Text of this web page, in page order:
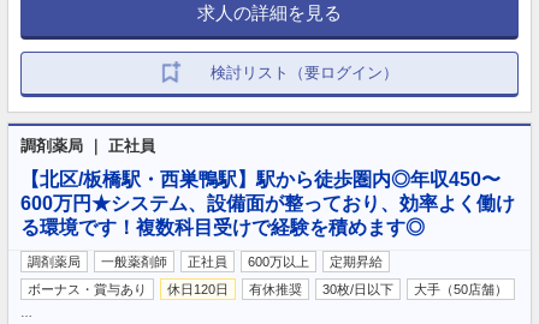
求人の詳細を見る
検討リスト（要ログイン）
調剤薬局 ｜ 正社員
【北区/板橋駅・西巣鴨駅】駅から徒歩圏内◎年収450〜
600万円★システム、設備面が整っており、効率よく働け
る環境です！複数科目受けで経験を積めます◎
調剤薬局 一般薬剤師 正社員 600万以上
定期昇給
ボーナス・賞与あり
休日120日 有休推奨 30枚/日以下 大手（50店舗）